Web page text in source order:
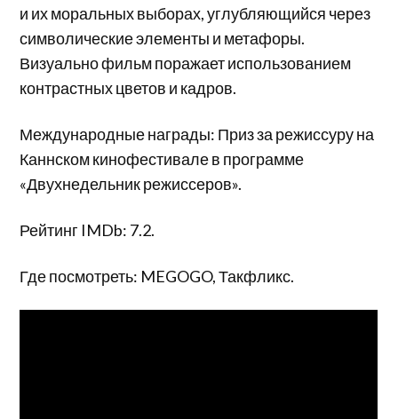
и их моральных выборах, углубляющийся через
символические элементы и метафоры.
Визуально фильм поражает использованием
контрастных цветов и кадров.
Международные награды: Приз за режиссуру на
Каннском кинофестивале в программе
«Двухнедельник режиссеров».
Рейтинг IMDb: 7.2.
Где посмотреть: MEGOGO, Такфликс.